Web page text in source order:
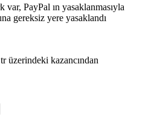
var, PayPal ın yasaklanmasıyla
gereksiz yere yasaklandı
üzerindeki kazancından